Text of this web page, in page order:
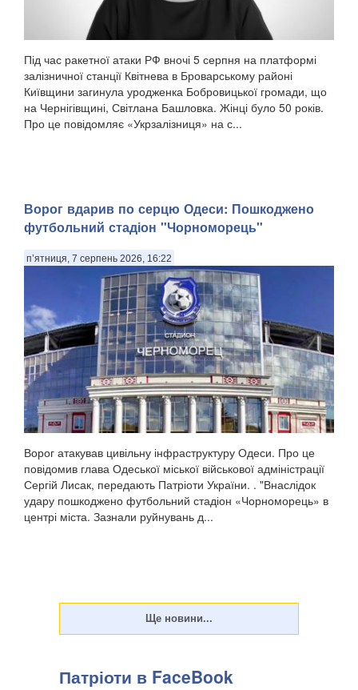
Під час ракетної атаки РФ вночі 5 серпня на платформі
залізничної станції Квітнева в Броварському районі
Київщини загинула уродженка Бобровицької громади, що
на Чернігівщині, Світлана Башловка. Жінці було 50 років.
Про це повідомляє «Укрзалізниця» на с...
Ворог вдарив по серцю Одеси: Пошкоджено
футбольний стадіон "Чорноморець"
п’ятниця, 7 серпень 2026, 16:22
Ворог атакував цивільну інфраструктуру Одеси. Про це
повідомив глава Одеської міської військової адміністрації
Сергій Лисак, передають Патріоти України. . "Внаслідок
удару пошкоджено футбольний стадіон «Чорноморець» в
центрі міста. Зазнали руйнувань д...
Патріоти в FaceBook